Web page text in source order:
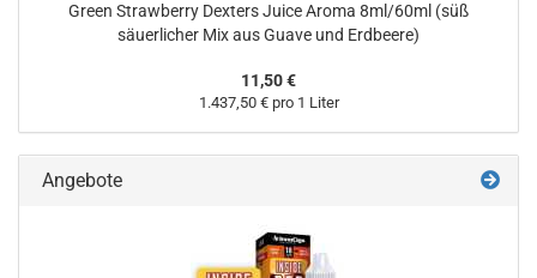
Green Strawberry Dexters Juice Aroma 8ml/60ml (süß
säuerlicher Mix aus Guave und Erdbeere)
11,50 €
1.437,50 € pro 1 Liter
Angebote